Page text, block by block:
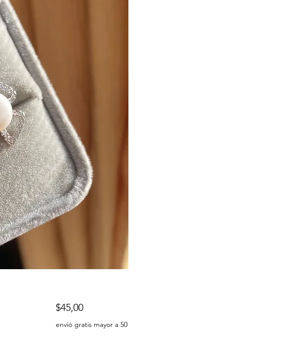
$45,00Precio
envió gratis mayor a 50